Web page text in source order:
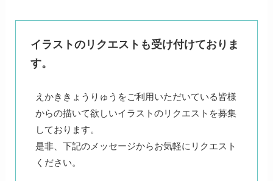
イラストのリクエストも受け付けておりま
す。
えかききょうりゅうをご利用いただいている皆様
からの描いて欲しいイラストのリクエストを募集
しております。
是非、下記のメッセージからお気軽にリクエスト
ください。